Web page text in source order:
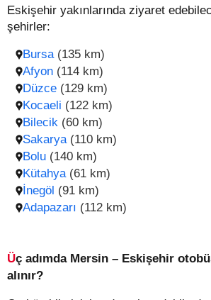
Eskişehir yakınlarında ziyaret
şehirler:
Bursa (135 km)
Sakarya (110 km)
Afyon (114 km)
Bolu (140 km)
Düzce (129 km)
Kütahya (61 km)
Kocaeli (122 km)
İnegöl (91 km)
Bilecik (60 km)
Adapazarı (112 km)
Üç adımda Mersin – Eskişehir otobüs bileti nasıl
alınır?